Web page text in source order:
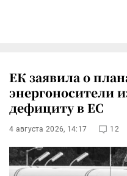
ЕК заявила о
энергоносители
дефициту в ЕС
4 августа 2026, 14:17 12